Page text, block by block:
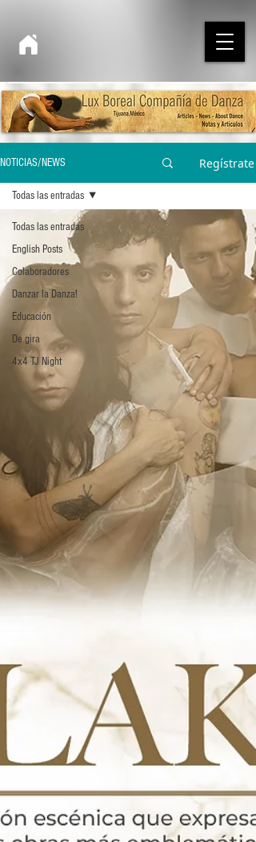
NOTICIAS/NEWS Regístrate
Todas las entradas
English Posts
Colaboradores
Danzar la Danza!
Educación
De gira
4x4 TJ Night
Todas las entradas